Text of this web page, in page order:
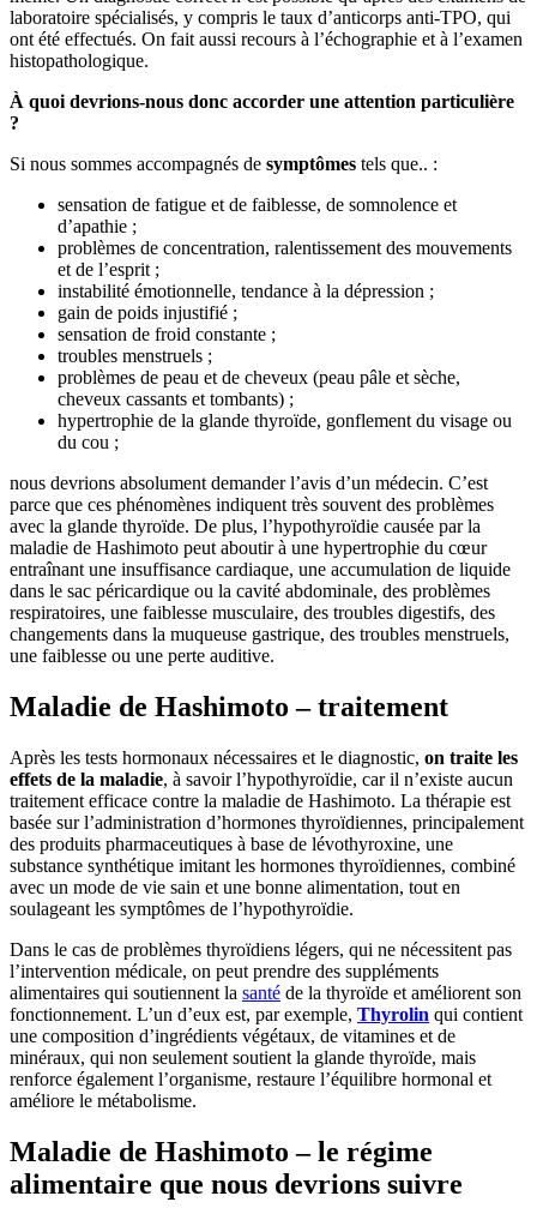
laboratoire spécialisés, y compris le taux d’anticorps anti-TPO, qui
ont été effectués. On fait aussi recours à l’échographie et à l’examen
histopathologique.
À quoi devrions-nous donc accorder une attention particulière
?
Si nous sommes accompagnés de symptômes tels que.. :
sensation de fatigue et de faiblesse, de somnolence et
d’apathie ;
problèmes de concentration, ralentissement des mouvements
et de l’esprit ;
instabilité émotionnelle, tendance à la dépression ;
gain de poids injustifié ;
sensation de froid constante ;
troubles menstruels ;
problèmes de peau et de cheveux (peau pâle et sèche,
cheveux cassants et tombants) ;
hypertrophie de la glande thyroïde, gonflement du visage ou
du cou ;
nous devrions absolument demander l’avis d’un médecin. C’est
parce que ces phénomènes indiquent très souvent des problèmes
avec la glande thyroïde. De plus, l’hypothyroïdie causée par la
maladie de Hashimoto peut aboutir à une hypertrophie du cœur
entraînant une insuffisance cardiaque, une accumulation de liquide
dans le sac péricardique ou la cavité abdominale, des problèmes
respiratoires, une faiblesse musculaire, des troubles digestifs, des
changements dans la muqueuse gastrique, des troubles menstruels,
une faiblesse ou une perte auditive.
Maladie de Hashimoto – traitement
Après les tests hormonaux nécessaires et le diagnostic, on traite les
effets de la maladie, à savoir l’hypothyroïdie, car il n’existe aucun
traitement efficace contre la maladie de Hashimoto. La thérapie est
basée sur l’administration d’hormones thyroïdiennes, principalement
des produits pharmaceutiques à base de lévothyroxine, une
substance synthétique imitant les hormones thyroïdiennes, combiné
avec un mode de vie sain et une bonne alimentation, tout en
soulageant les symptômes de l’hypothyroïdie.
Dans le cas de problèmes thyroïdiens légers, qui ne nécessitent pas
l’intervention médicale, on peut prendre des suppléments
alimentaires qui soutiennent la santé de la thyroïde et améliorent son
fonctionnement. L’un d’eux est, par exemple, Thyrolin qui contient
une composition d’ingrédients végétaux, de vitamines et de
minéraux, qui non seulement soutient la glande thyroïde, mais
renforce également l’organisme, restaure l’équilibre hormonal et
améliore le métabolisme.
Maladie de Hashimoto – le régime
alimentaire que nous devrions suivre